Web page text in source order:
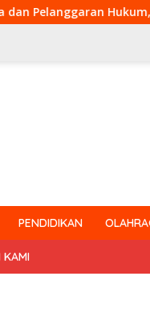
TMMD ke-129
PENDIDIKAN
KAMI